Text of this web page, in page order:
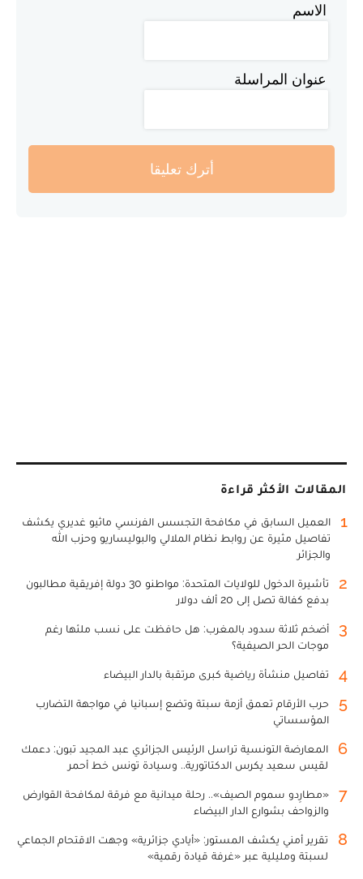
الاسم
عنوان المراسلة
أترك تعليقا
المقالات الأكثر قراءة
1
العميل السابق في مكافحة التجسس الفرنسي ماثيو غديري يكشف
تفاصيل مثيرة عن روابط نظام الملالي والبوليساريو وحزب الله
والجزائر
2
تأشيرة الدخول للولايات المتحدة: مواطنو 30 دولة إفريقية مطالبون
بدفع كفالة تصل إلى 20 ألف دولار
3
أضخم ثلاثة سدود بالمغرب: هل حافظت على نسب ملئها رغم
موجات الحر الصيفية؟
4 تفاصيل منشأة رياضية كبرى مرتقبة بالدار البيضاء
5
حرب الأرقام تعمق أزمة سبتة وتضع إسبانيا في مواجهة التضارب
المؤسساتي
6
المعارضة التونسية تراسل الرئيس الجزائري عبد المجيد تبون: دعمك
لقيس سعيد يكرس الدكتاتورية.. وسيادة تونس خط أحمر
7
«مطارِدو سموم الصيف».. رحلة ميدانية مع فرقة لمكافحة القوارض
والزواحف بشوارع الدار البيضاء
8
تقرير أمني يكشف المستور: «أيادي جزائرية» وجهت الاقتحام الجماعي
لسبتة ومليلية عبر «غرفة قيادة رقمية»